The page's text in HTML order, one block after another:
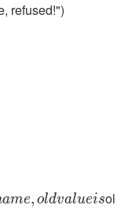
refused!")
ame, oldvalueisol